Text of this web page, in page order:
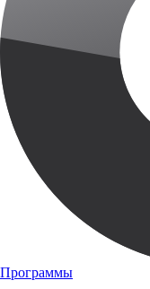
Программы